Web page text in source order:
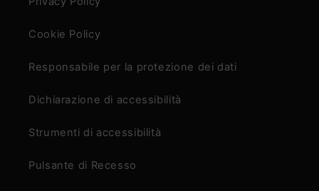
Cookie Policy
Responsabile per la protezione dei dati
Dichiarazione di accessibilità
Strumenti di accessibilità
Pulsante di Recesso